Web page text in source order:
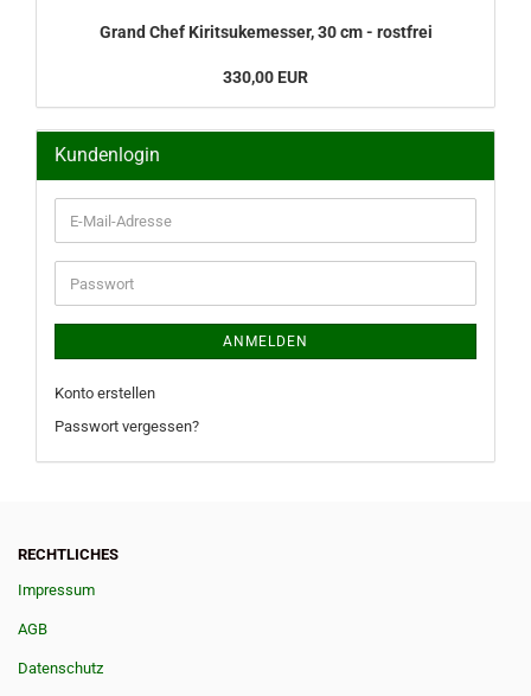
Grand Chef Kiritsukemesser, 30 cm - rostfrei
330,00 EUR
Kundenlogin
E-
Mail-
Adresse
Passwort
ANMELDEN
Konto erstellen
Passwort vergessen?
RECHTLICHES
Impressum
AGB
Datenschutz